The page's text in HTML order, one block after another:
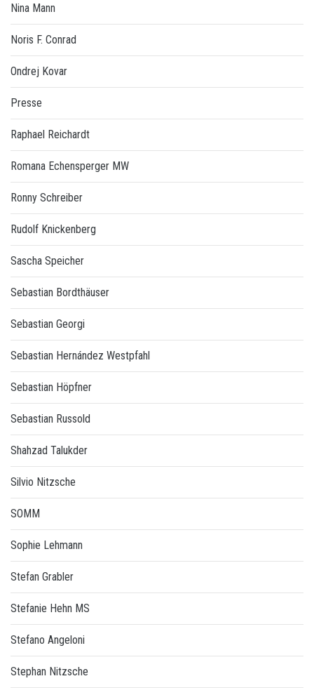
Nina Mann
Noris F. Conrad
Ondrej Kovar
Presse
Raphael Reichardt
Romana Echensperger MW
Ronny Schreiber
Rudolf Knickenberg
Sascha Speicher
Sebastian Bordthäuser
Sebastian Georgi
Sebastian Hernández Westpfahl
Sebastian Höpfner
Sebastian Russold
Shahzad Talukder
Silvio Nitzsche
SOMM
Sophie Lehmann
Stefan Grabler
Stefanie Hehn MS
Stefano Angeloni
Stephan Nitzsche